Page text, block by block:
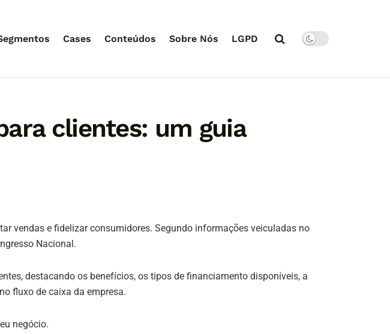
Cases Conteúdos Sobre Nós LGPD
clientes: um guia
vendas e fidelizar consumidores. Segundo informações veiculadas no
Nacional.
destacando os benefícios, os tipos de financiamento disponíveis, a
fluxo de caixa da empresa.
negócio.